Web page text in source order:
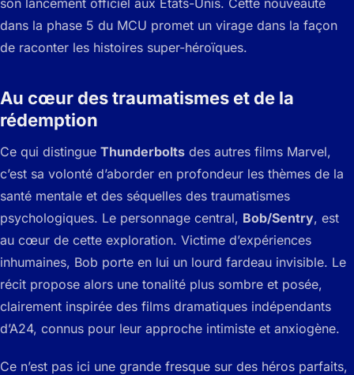
dans la phase 5 du MCU promet un virage dans la façon
de raconter les histoires super-héroïques.
Au cœur des traumatismes et de la
rédemption
Ce qui distingue Thunderbolts des autres films Marvel,
c’est sa volonté d’aborder en profondeur les thèmes de la
santé mentale et des séquelles des traumatismes
psychologiques. Le personnage central, Bob/Sentry, est
au cœur de cette exploration. Victime d’expériences
inhumaines, Bob porte en lui un lourd fardeau invisible. Le
récit propose alors une tonalité plus sombre et posée,
clairement inspirée des films dramatiques indépendants
d’A24, connus pour leur approche intimiste et anxiogène.
Ce n’est pas ici une grande fresque sur des héros parfaits,